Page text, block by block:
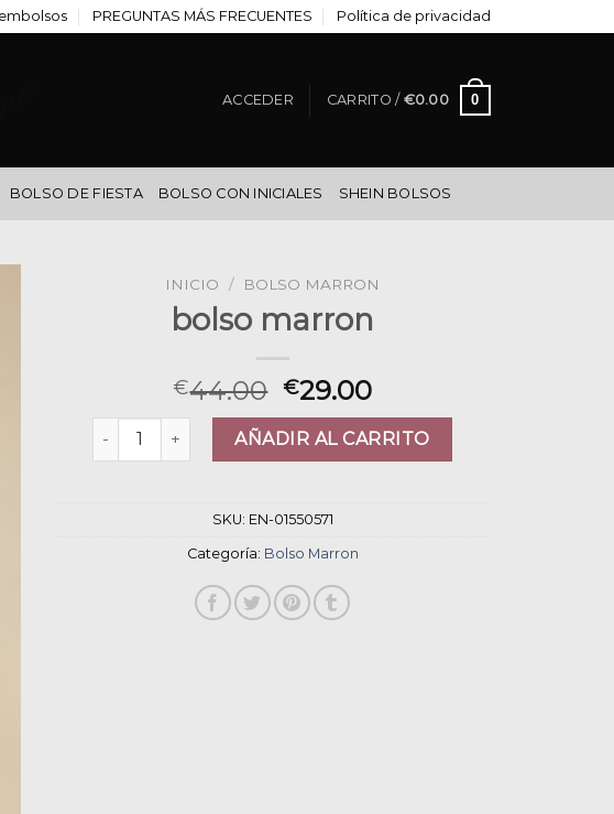
PREGUNTAS MÁS FRECUENTES Política de privacidad
ACCEDER CARRITO / €0.00 0
BOLSO DE FIESTA BOLSO CON INICIALES SHEIN BOLSOS
INICIO / BOLSO MARRON
bolso marron
€44.00 €29.00
bolso marron cantidadAÑADIR AL CARRITO
SKU: EN-01550571
Categoría: Bolso Marron